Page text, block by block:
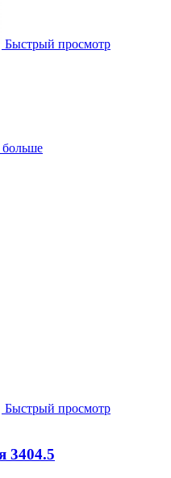
Быстрый просмотр
больше
Быстрый просмотр
3404.5